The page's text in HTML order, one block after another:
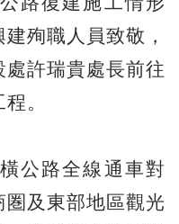
殉職人員致敬，
處許瑞貴處長前往
。
公路全線通車對
及東部地區觀光